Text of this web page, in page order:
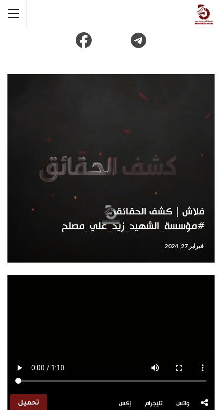
فلاش | كشف الحقائق
#مؤسسة_الشهيد_زيد_علي_مصلح
فبراير 27, 2024
واتس تليجرام إكس تحميل